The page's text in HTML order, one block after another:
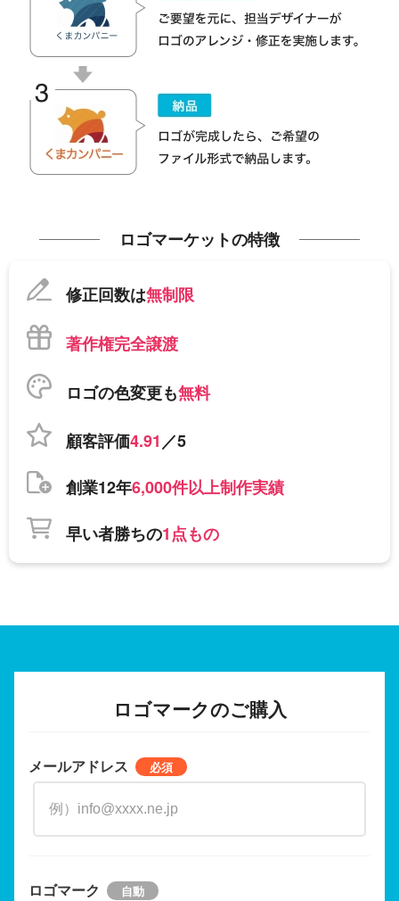
ロゴマーケットの特徴
修正回数は無制限
著作権完全譲渡
ロゴの色変更も無料
顧客評価4.91／5
創業12年6,000件以上制作実績
早い者勝ちの1点もの
ロゴマークのご購入
メールアドレス
ロゴマーク